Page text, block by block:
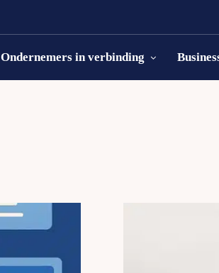
Ondernemers in verbinding